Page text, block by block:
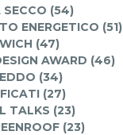
SECCO (54)
ENERGETICO (51)
(47)
AWARD (46)
(34)
(27)
TALKS (23)
(23)